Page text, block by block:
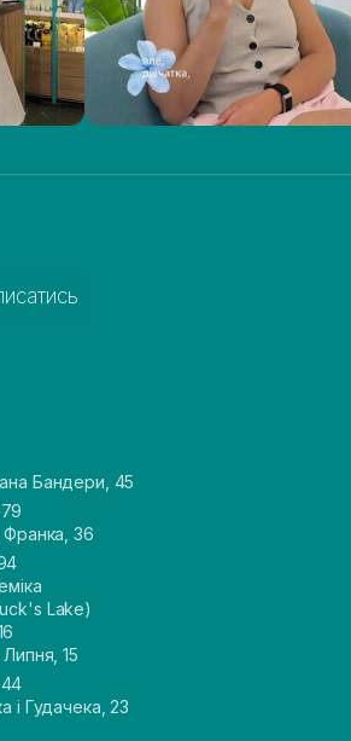
Бандери, 45
Франка, 36
Lake)
15
і Гудачека, 23